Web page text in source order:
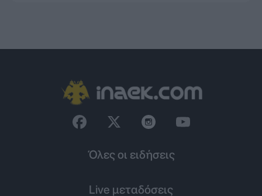
Όλες οι ειδήσεις
Live μεταδόσεις